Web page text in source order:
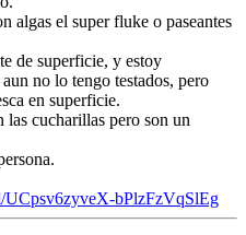
algas el super fluke o paseantes
de superficie, y estoy
no lo tengo testados, pero
en superficie.
las cucharillas pero son un
UCpsv6zyveX-bPlzFzVqSlEg